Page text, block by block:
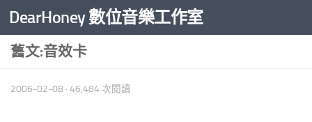
Skip to content
DearHoney 數位音樂工作室
舊文:音效卡
2006-02-08 · 46,484 次閱讀